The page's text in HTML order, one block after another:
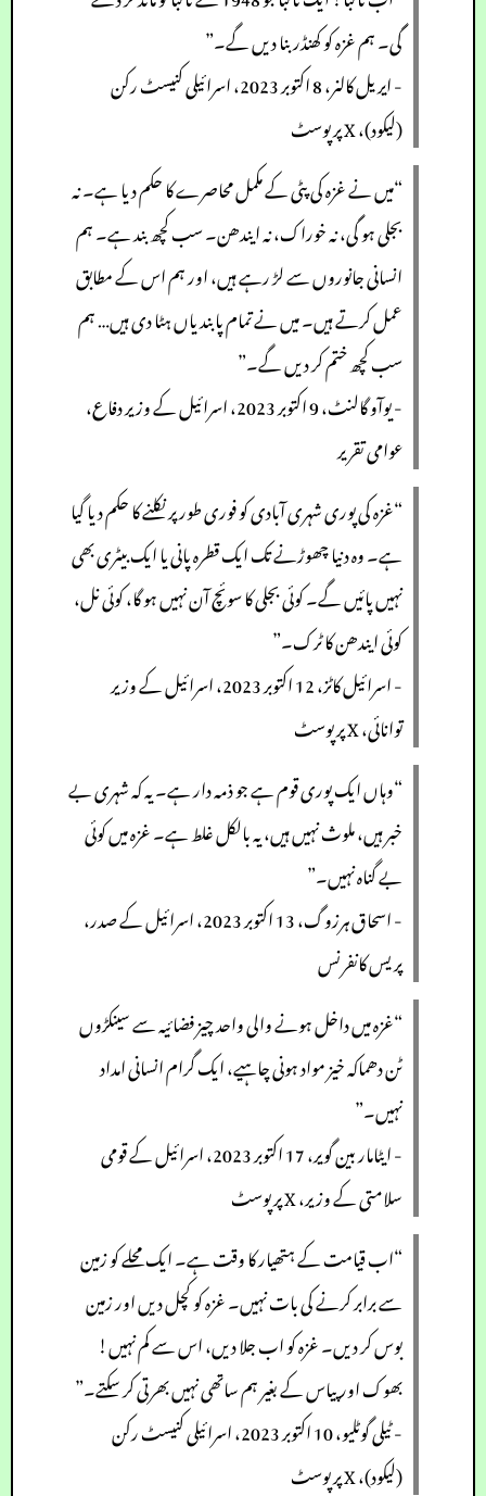
گی۔ ہم غزہ کو کھنڈر بنا دیں گے۔”
- ایریل کالنر، 8 اکتوبر 2023، اسرائیلی کنیسٹ رکن
(لیکود)، X پر پوسٹ
“میں نے غزہ کی پٹی کے مکمل محاصرے کا حکم دیا ہے۔ نہ
بجلی ہو گی، نہ خوراک، نہ ایندھن۔ سب کچھ بند ہے۔ ہم
انسانی جانوروں سے لڑ رہے ہیں، اور ہم اس کے مطابق
عمل کرتے ہیں۔ میں نے تمام پابندیاں ہٹا دی ہیں… ہم
سب کچھ ختم کر دیں گے۔”
- یوآو گالنٹ، 9 اکتوبر 2023، اسرائیل کے وزیر دفاع،
عوامی تقریر
“غزہ کی پوری شہری آبادی کو فوری طور پر نکلنے کا حکم دیا گیا
ہے۔ وہ دنیا چھوڑنے تک ایک قطرہ پانی یا ایک بیٹری بھی
نہیں پائیں گے۔ کوئی بجلی کا سوئچ آن نہیں ہو گا، کوئی نل،
کوئی ایندھن کا ٹرک۔”
- اسرائیل کاٹز، 12 اکتوبر 2023، اسرائیل کے وزیر
توانائی، X پر پوسٹ
“وہاں ایک پوری قوم ہے جو ذمہ دار ہے۔ یہ کہ شہری بے
خبر ہیں، ملوث نہیں ہیں، یہ بالکل غلط ہے۔ غزہ میں کوئی
بے گناہ نہیں۔”
- اسحاق ہرزوگ، 13 اکتوبر 2023، اسرائیل کے صدر،
پریس کانفرنس
“غزہ میں داخل ہونے والی واحد چیز فضائیہ سے سینکڑوں
ٹن دھماکہ خیز مواد ہونی چاہیے، ایک گرام انسانی امداد
نہیں۔”
- ایٹامار بین گویر، 17 اکتوبر 2023، اسرائیل کے قومی
سلامتی کے وزیر، X پر پوسٹ
“اب قیامت کے ہتھیار کا وقت ہے۔ ایک محلے کو زمین
سے برابر کرنے کی بات نہیں۔ غزہ کو کچل دیں اور زمین
بوس کر دیں۔ غزہ کو اب جلا دیں، اس سے کم نہیں!
بھوک اور پیاس کے بغیر ہم ساتھی نہیں بھرتی کر سکتے۔”
- ٹیلی گوٹلیو، 10 اکتوبر 2023، اسرائیلی کنیسٹ رکن
(لیکود)، X پر پوسٹ